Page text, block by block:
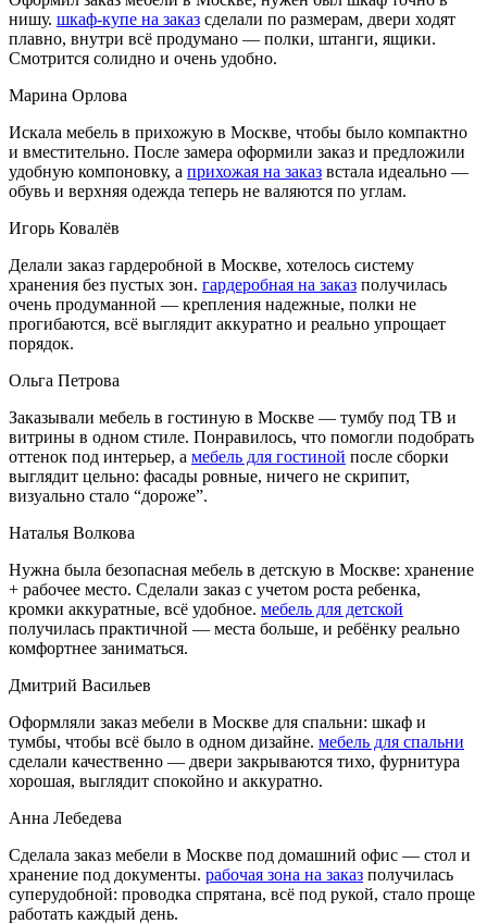
нишу. шкаф-купе на заказ сделали по размерам, двери ходят
плавно, внутри всё продумано — полки, штанги, ящики.
Смотрится солидно и очень удобно.
Марина Орлова
Искала мебель в прихожую в Москве, чтобы было компактно
и вместительно. После замера оформили заказ и предложили
удобную компоновку, а прихожая на заказ встала идеально —
обувь и верхняя одежда теперь не валяются по углам.
Игорь Ковалёв
Делали заказ гардеробной в Москве, хотелось систему
хранения без пустых зон. гардеробная на заказ получилась
очень продуманной — крепления надежные, полки не
прогибаются, всё выглядит аккуратно и реально упрощает
порядок.
Ольга Петрова
Заказывали мебель в гостиную в Москве — тумбу под ТВ и
витрины в одном стиле. Понравилось, что помогли подобрать
оттенок под интерьер, а мебель для гостиной после сборки
выглядит цельно: фасады ровные, ничего не скрипит,
визуально стало “дороже”.
Наталья Волкова
Нужна была безопасная мебель в детскую в Москве: хранение
+ рабочее место. Сделали заказ с учетом роста ребенка,
кромки аккуратные, всё удобное. мебель для детской
получилась практичной — места больше, и ребёнку реально
комфортнее заниматься.
Дмитрий Васильев
Оформляли заказ мебели в Москве для спальни: шкаф и
тумбы, чтобы всё было в одном дизайне. мебель для спальни
сделали качественно — двери закрываются тихо, фурнитура
хорошая, выглядит спокойно и аккуратно.
Анна Лебедева
Сделала заказ мебели в Москве под домашний офис — стол и
хранение под документы. рабочая зона на заказ получилась
суперудобной: проводка спрятана, всё под рукой, стало проще
работать каждый день.